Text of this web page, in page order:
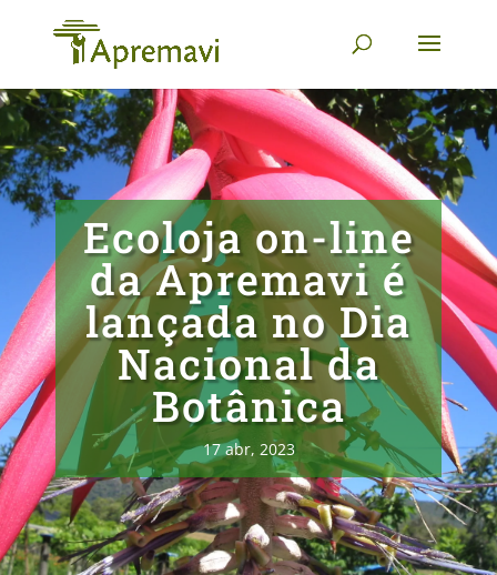
Ecoloja on-line
da Apremavi é
lançada no Dia
Nacional da
Botânica
17 abr, 2023